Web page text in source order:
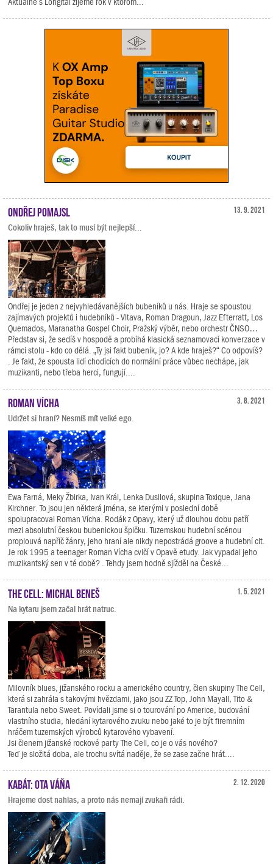
13. 9. 2021
Ondřej Pomajsl
Cokoliv hraješ, tak to musí být nejlepší...
Ondřej je jeden z nejvyhledávanějších bubeníků u nás. Hraje se spoustou
zajímavých projektů i hudebníků - Vltava, Roman Dragoun, Jazz Efterratt, Los
Quemados, Maranatha Gospel Choir, Pražský výběr, nebo orchestr ČNSO…
Představ si, že sedíš v hospodě a probíhá klasická seznamovací konverzace v
rámci stolu - kdo co dělá. „Ty jsi fakt bubeník, jo? A kde hraješ?“ Co odpovíš?
. Je fakt, že spousta lidí chodících do normální práce vůbec nechápe, jak
muzikanti, nebo třeba herci, fungují....
3. 8. 2021
Roman Vícha
Udržet si hraní? Nesmíš mít velké ego.
Ewa Farná, Meky Žbirka, Ivan Král, Lenka Dusilová, skupina Toxique, Jana
Kirchner. To jsou jen některá jména, se kterými v poslední době
spolupracoval Roman Vícha. Rodák z Opavy, který už dlouhou dobu patří
mezi absolutní českou bubenickou špičku. Tuzemskou hudební scénou
proplouvá napříč žánry, jeho hraní ale nikdy nepostrádá groove a hudební cit.
Je rok 1995 a teenager Roman Vícha cvičí v Opavě etudy. Jak vypadal jeho
muzikantský sen v té době? . Tehdy jsem hodně sjížděl na České...
1. 5. 2021
The Cell: Michal Beneš
Na kytaru jsem začal hrát natruc.
Milovník blues, jižanského rocku a amerického country, člen skupiny The Cell,
která si zahrála s takovými hvězdami, jako jsou ZZ Top, John Mayall, Tito &
Tarantula nebo Sweet. Povídali jsme si o tourování po Americe, budování
vlastního studia, hledání kytarového zvuku nebo jaké to je být firemním
hráčem tuzemských výrobců kytarového vybavení.
Jsi členem jižanské rockové party The Cell, co je o vás nového?
Teď je složitá doba, ale trochu svítá naděje, že se zase začne hrát....
2. 12. 2020
Kabát: Ota Váňa
Hrajeme dost nahlas, a proto nás nemají zvukaři rádi.